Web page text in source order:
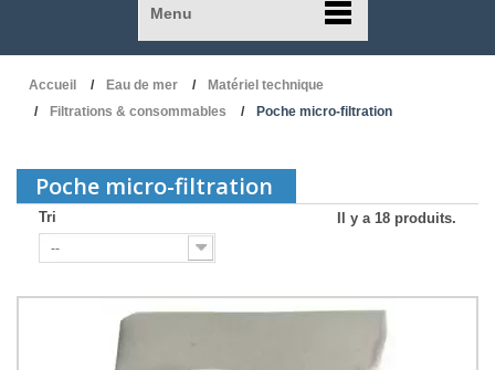
Menu
Accueil Eau de mer
Matériel technique
Filtrations & consommables
Poche micro-filtration
Poche micro-filtration
Tri
--
Il y a 18 produits.